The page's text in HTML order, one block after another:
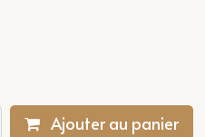
Ajouter au panier